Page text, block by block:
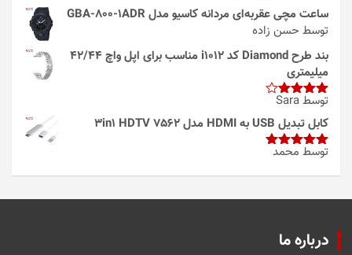
ساعت مچی عقربه‌ای مردانه کاسیو مدل GBA-800-1ADR
توسط حسن زاده
بند طرح Diamond کد i1012 مناسب برای اپل واچ 42/44
میلیمتری
امتیاز4
از 5
توسط Sara
کابل تبدیل USB به HDMI مدل 3in1 HDTV 7562
امتیاز5از
توسط محمد
درباره ما